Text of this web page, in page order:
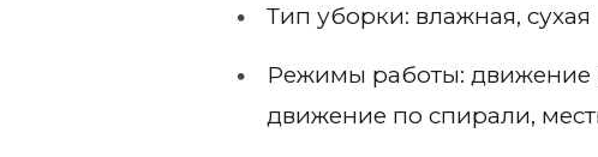
Тип уборки: влажная, сухая
Режимы работы: движение
движение по спирали,